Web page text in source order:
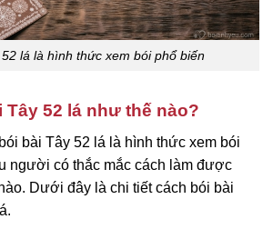
lá là hình thức xem bói phổ biến
Tây 52 lá như thế nào?
bài Tây 52 lá là hình thức xem bói
người có thắc mắc cách làm được
Dưới đây là chi tiết cách bói bài